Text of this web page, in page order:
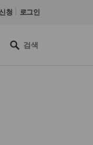
청 로그인